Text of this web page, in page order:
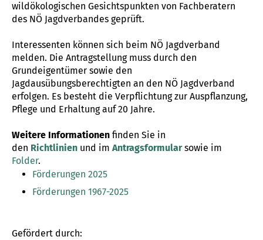
wildökologischen Gesichtspunkten von Fachberatern
des NÖ Jagdverbandes geprüft.
Interessenten können sich beim NÖ Jagdverband
melden. Die Antragstellung muss durch den
Grundeigentümer sowie den
Jagdausübungsberechtigten an den NÖ Jagdverband
erfolgen. Es besteht die Verpflichtung zur Auspflanzung,
Pflege und Erhaltung auf 20 Jahre.
Weitere Informationen finden Sie in
den Richtlinien und im Antragsformular sowie im
Folder.
Förderungen 2025
Förderungen 1967-2025
Gefördert durch: